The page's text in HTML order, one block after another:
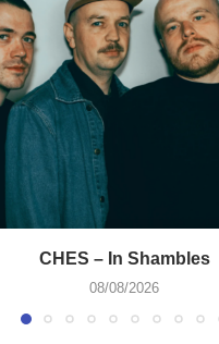
CHES – In Shambles
08/08/2026